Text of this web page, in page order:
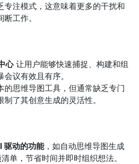
专注模式，这意味着更多的干扰和
工作。
心 让用户能够快速捕捉、构建和组
议有效且有序。
的思维导图工具，但通常缺乏专门
了其创意生成的灵活性。
驱动的功能，如自动思维导图生成
单，节省时间并即时组织想法。